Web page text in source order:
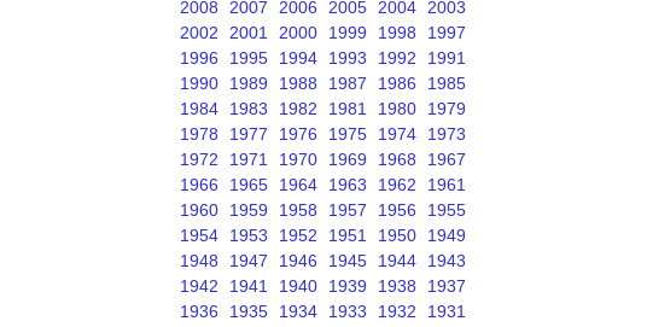
2008 2007 2006 2005 2004
2003
2002
2001 2000 1999 1998
1997
1996
1995 1994 1993 1992
1991
1990
1989 1988 1987 1986
1985
1984
1983 1982 1981 1980
1979
1978
1977 1976 1975 1974
1973
1972
1971 1970 1969 1968
1967
1966
1965 1964 1963 1962
1961
1960
1959 1958 1957 1956
1955
1954
1953 1952 1951 1950
1949
1948
1947 1946 1945 1944
1943
1942
1941 1940 1939 1938
1937
1936
1935 1934 1933 1932
1931